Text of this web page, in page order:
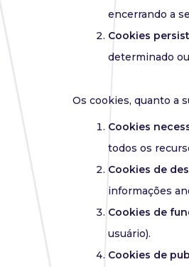
encerrando a
Cookies
determinado
Os cookies, quanto a
Cookies
todos os
Cookies de
informações
Cookies de
usuário).
Cookies de